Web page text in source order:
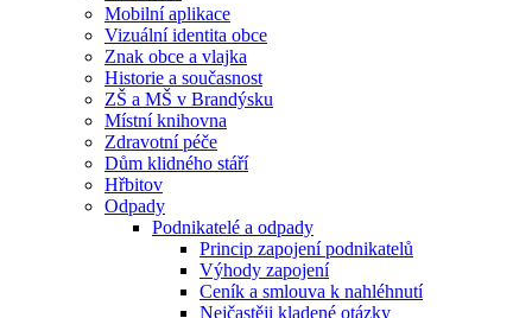
Mobilní aplikace
Vizuální identita obce
Znak obce a vlajka
Historie a současnost
ZŠ a MŠ v Brandýsku
Místní knihovna
Zdravotní péče
Dům klidného stáří
Hřbitov
Odpady
Podnikatelé a odpady
Princip zapojení podnikatelů
Výhody zapojení
Ceník a smlouva k nahléhnutí
Nejčastěji kladené otázky